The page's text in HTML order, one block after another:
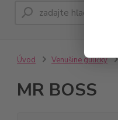
Úvod Venušine guličky
MR BOSS